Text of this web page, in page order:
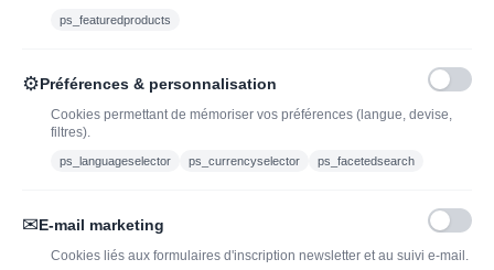
Caviste en ligne pour l’adoption de vin, champagne,
contact@jadopteunvin.fr
ps_featuredproducts
⚙Préférences & personnalisation
Cookies permettant de mémoriser vos préférences (langue, devise,
filtres).
ps_languageselector ps_currencyselector ps_facetedsearch
✉E-mail marketing
Cookies liés aux formulaires d'inscription newsletter et au suivi e-mail.